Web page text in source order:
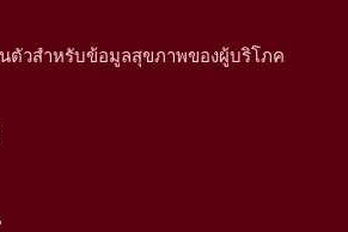
ตัวสำหรับข้อมูลสุขภาพของผู้บริโภค